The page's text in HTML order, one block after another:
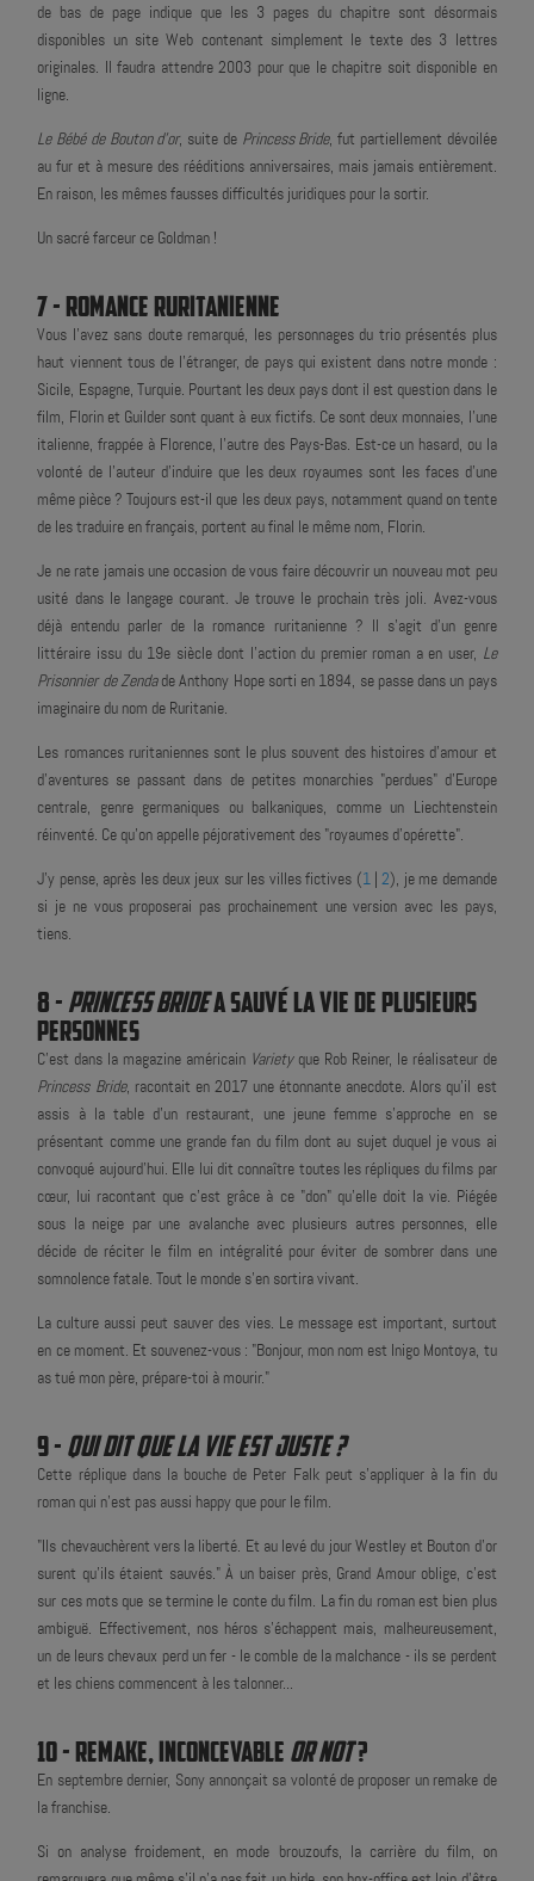
de bas de page indique que les 3 pages du chapitre sont désormais
disponibles un site Web contenant simplement le texte des 3 lettres
originales. Il faudra attendre 2003 pour que le chapitre soit disponible en
ligne.
Le Bébé de Bouton d'or, suite de Princess Bride, fut partiellement dévoilée
au fur et à mesure des rééditions anniversaires, mais jamais entièrement.
En raison, les mêmes fausses difficultés juridiques pour la sortir.
Un sacré farceur ce Goldman !
7 - ROMANCE RURITANIENNE
Vous l'avez sans doute remarqué, les personnages du trio présentés plus
haut viennent tous de l'étranger, de pays qui existent dans notre monde :
Sicile, Espagne, Turquie. Pourtant les deux pays dont il est question dans le
film, Florin et Guilder sont quant à eux fictifs. Ce sont deux monnaies, l'une
italienne, frappée à Florence, l'autre des Pays-Bas. Est-ce un hasard, ou la
volonté de l'auteur d'induire que les deux royaumes sont les faces d'une
même pièce ? Toujours est-il que les deux pays, notamment quand on tente
de les traduire en français, portent au final le même nom, Florin.
Je ne rate jamais une occasion de vous faire découvrir un nouveau mot peu
usité dans le langage courant. Je trouve le prochain très joli. Avez-vous
déjà entendu parler de la romance ruritanienne ? Il s'agit d'un genre
littéraire issu du 19e siècle dont l'action du premier roman a en user, Le
Prisonnier de Zendade Anthony Hope sorti en 1894, se passe dans un pays
imaginaire du nom de Ruritanie.
Les romances ruritaniennes sont le plus souvent des histoires d'amour et
d'aventures se passant dans de petites monarchies "perdues" d'Europe
centrale, genre germaniques ou balkaniques, comme un Liechtenstein
réinventé. Ce qu'on appelle péjorativement des "royaumes d'opérette".
J'y pense, après les deux jeux sur les villes fictives (1|2), je me demande
si je ne vous proposerai pas prochainement une version avec les pays,
tiens.
8 - PRINCESS BRIDEA SAUVÉ LA VIE DE PLUSIEURS
PERSONNES
C'est dans la magazine américain Varietyque Rob Reiner, le réalisateur de
Princess Bride, racontait en 2017 une étonnante anecdote. Alors qu'il est
assis à la table d'un restaurant, une jeune femme s'approche en se
présentant comme une grande fan du film dont au sujet duquel je vous ai
convoqué aujourd'hui. Elle lui dit connaître toutes les répliques du films par
cœur, lui racontant que c'est grâce à ce "don" qu'elle doit la vie. Piégée
sous la neige par une avalanche avec plusieurs autres personnes, elle
décide de réciter le film en intégralité pour éviter de sombrer dans une
somnolence fatale. Tout le monde s'en sortira vivant.
La culture aussi peut sauver des vies. Le message est important, surtout
en ce moment. Et souvenez-vous : "Bonjour, mon nom est Inigo Montoya, tu
as tué mon père, prépare-toi à mourir."
9 - QUI DIT QUE LA VIE EST JUSTE ?
Cette réplique dans la bouche de Peter Falk peut s'appliquer à la fin du
roman qui n'est pas aussi happy que pour le film.
"Ils chevauchèrent vers la liberté. Et au levé du jour Westley et Bouton d'or
surent qu'ils étaient sauvés." À un baiser près, Grand Amour oblige, c'est
sur ces mots que se termine le conte du film. La fin du roman est bien plus
ambiguë. Effectivement, nos héros s’échappent mais, malheureusement,
un de leurs chevaux perd un fer - le comble de la malchance - ils se perdent
et les chiens commencent à les talonner...
10 - REMAKE, INCONCEVABLE OR NOT?
En septembre dernier, Sony annonçait sa volonté de proposer un remake de
la franchise.
Si on analyse froidement, en mode brouzoufs, la carrière du film, on